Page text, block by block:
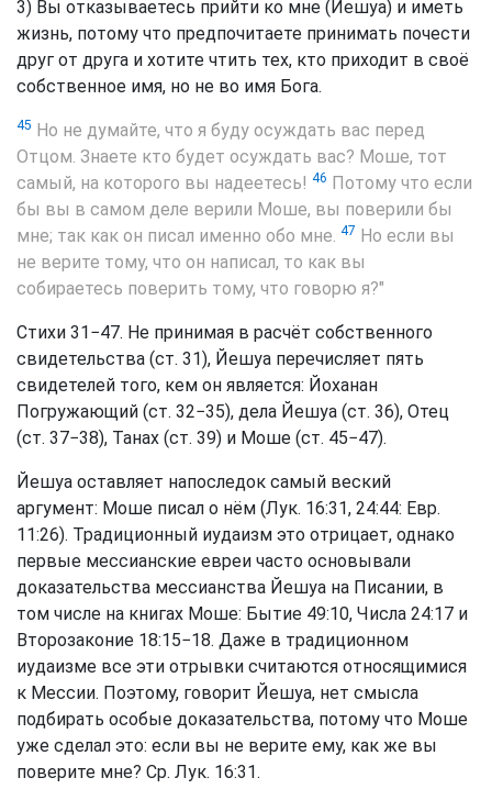
3) Вы отказываетесь прийти ко мне (Йешуа) и иметь
жизнь, потому что предпочитаете принимать почести
друг от друга и хотите чтить тех, кто приходит в своё
собственное имя, но не во имя Бога.
45 Но не думайте, что я буду осуждать вас перед
Отцом. Знаете кто будет осуждать вас? Моше, тот
самый, на которого вы надеетесь! 46 Потому что если
бы вы в самом деле верили Моше, вы поверили бы
мне; так как он писал именно обо мне. 47 Но если вы
не верите тому, что он написал, то как вы
собираетесь поверить тому, что говорю я?"
Стихи 31−47. Не принимая в расчёт собственного
свидетельства (ст. 31), Йешуа перечисляет пять
свидетелей того, кем он является: Йоханан
Погружающий (ст. 32−35), дела Йешуа (ст. 36), Отец
(ст. 37−38), Танах (ст. 39) и Моше (ст. 45−47).
Йешуа оставляет напоследок самый веский
аргумент: Моше писал о нём (Лук. 16:31, 24:44: Евр.
11:26). Традиционный иудаизм это отрицает, однако
первые мессианские евреи часто основывали
доказательства мессианства Йешуа на Писании, в
том числе на книгах Моше: Бытие 49:10, Числа 24:17 и
Второзаконие 18:15−18. Даже в традиционном
иудаизме все эти отрывки считаются относящимися
к Мессии. Поэтому, говорит Йешуа, нет смысла
подбирать особые доказательства, потому что Моше
уже сделал это: если вы не верите ему, как же вы
поверите мне? Ср. Лук. 16:31.